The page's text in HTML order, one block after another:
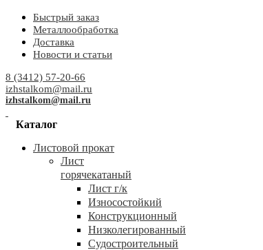
Быстрый заказ
Металлообработка
Доставка
Новости и статьи
8 (3412) 57-20-66
izhstalkom@mail.ru
izhstalkom@mail.ru
Каталог
Листовой прокат
Лист
горячекатаный
Лист г/к
Износостойкий
Конструкционный
Низколегированный
Судостроительный